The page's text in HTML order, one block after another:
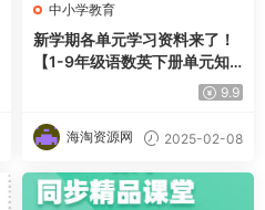
中小学教育
新学期各单元学习资料来了！
【1-9年级语数英下册单元知
9.9
海淘资源网 2025-02-08